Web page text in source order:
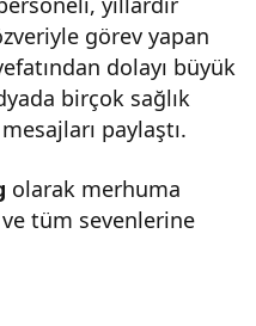
görev yapan
dolayı büyük
birçok sağlık
paylaştı.
olarak merhuma
tüm sevenlerine